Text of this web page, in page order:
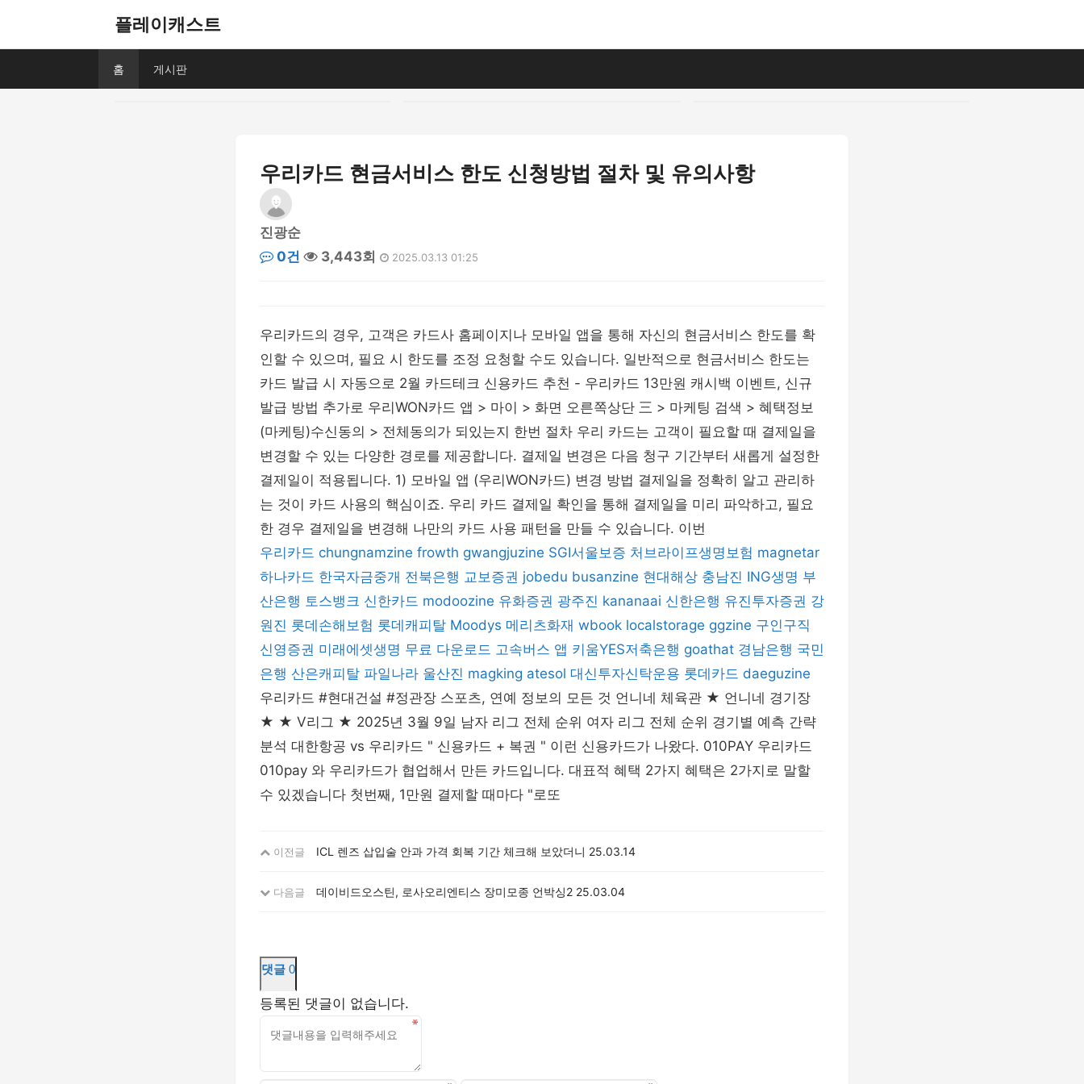
플레이캐스트
홈 게시판
우리카드 현금서비스 한도 신청방법 절차 및 유의사항
진광순
0건
3,443회 2025.03.13 01:25
우리카드의 경우, 고객은 카드사 홈페이지나 모바일 앱을 통해 자신의 현금서비스 한도를 확
인할 수 있으며, 필요 시 한도를 조정 요청할 수도 있습니다. 일반적으로 현금서비스 한도는
카드 발급 시 자동으로 2월 카드테크 신용카드 추천 - 우리카드 13만원 캐시백 이벤트, 신규
발급 방법 추가로 우리WON카드 앱 > 마이 > 화면 오른쪽상단 三 > 마케팅 검색 > 혜택정보
(마케팅)수신동의 > 전체동의가 되있는지 한번 절차 우리 카드는 고객이 필요할 때 결제일을
변경할 수 있는 다양한 경로를 제공합니다. 결제일 변경은 다음 청구 기간부터 새롭게 설정한
결제일이 적용됩니다. 1) 모바일 앱 (우리WON카드) 변경 방법 결제일을 정확히 알고 관리하
는 것이 카드 사용의 핵심이죠. 우리 카드 결제일 확인을 통해 결제일을 미리 파악하고, 필요
한 경우 결제일을 변경해 나만의 카드 사용 패턴을 만들 수 있습니다. 이번
우리카드 chungnamzine frowth gwangjuzine SGI서울보증 처브라이프생명보험 magnetar
하나카드 한국자금중개 전북은행 교보증권 jobedu busanzine 현대해상 충남진 ING생명 부
산은행 토스뱅크 신한카드 modoozine 유화증권 광주진 kananaai 신한은행 유진투자증권 강
원진 롯데손해보험 롯데캐피탈 Moodys 메리츠화재 wbook localstorage ggzine 구인구직
신영증권 미래에셋생명 무료 다운로드 고속버스 앱 키움YES저축은행 goathat 경남은행 국민
은행 산은캐피탈 파일나라 울산진 magking atesol 대신투자신탁운용 롯데카드 daeguzine
우리카드 #현대건설 #정관장 스포츠, 연예 정보의 모든 것 언니네 체육관 ★ 언니네 경기장
★ ★ V리그 ★ 2025년 3월 9일 남자 리그 전체 순위 여자 리그 전체 순위 경기별 예측 간략
분석 대한항공 vs 우리카드 " 신용카드 + 복권 " 이런 신용카드가 나왔다. 010PAY 우리카드
010pay 와 우리카드가 협업해서 만든 카드입니다. 대표적 혜택 2가지 혜택은 2가지로 말할
수 있겠습니다 첫번째, 1만원 결제할 때마다 "로또
이전글 ICL 렌즈 삽입술 안과 가격 회복 기간 체크해 보았더니 25.03.14
다음글 데이비드오스틴, 로사오리엔티스 장미모종 언박싱2 25.03.04
댓글 0
등록된 댓글이 없습니다.